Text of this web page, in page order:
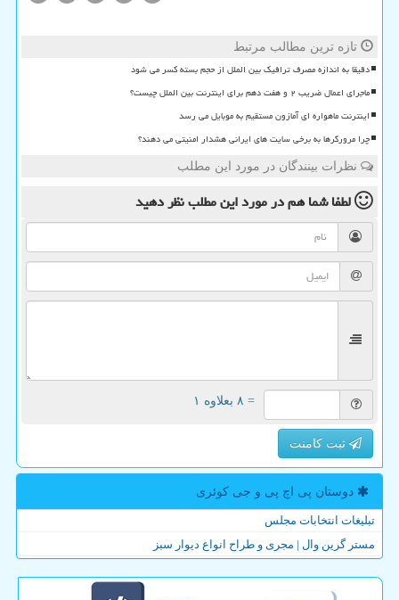
تازه ترین مطالب مرتبط
دقیقا به اندازه مصرف ترافیک بین الملل از حجم بسته کسر می شود
ماجرای اعمال ضریب ۲ و هفت دهم برای اینترنت بین الملل چیست؟
اینترنت ماهواره ای آمازون مستقیم به موبایل می رسد
چرا مرورگرها به برخی سایت های ایرانی هشدار امنیتی می دهند؟
نظرات بینندگان در مورد این مطلب
لطفا شما همدر مورد این مطلبنظر دهید
= ۸ بعلاوه ۱
ثبت کامنت
دوستان پی اچ پی و جی كوئری
تبلیغات انتخابات مجلس
مستر گرین وال | مجری و طراح انواع دیوار سبز